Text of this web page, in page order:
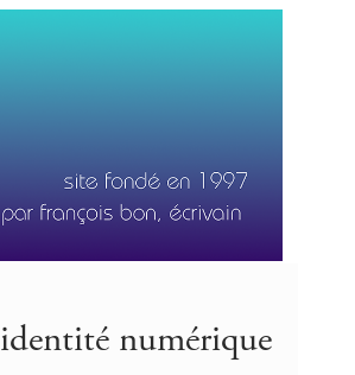
identité numérique